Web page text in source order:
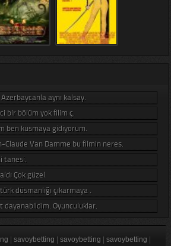
aynı kalsay.
bir bölüm yok filim ç.
ben kusmaya gidiyorum.
Claude Van Damme bu filmin neres.
tanesi.
Çok güzel.
düsmanlığı çıkarmaya .
dayanabildim. Oyunculuklar.
| savoybetting | savoybetting | savoybetting |